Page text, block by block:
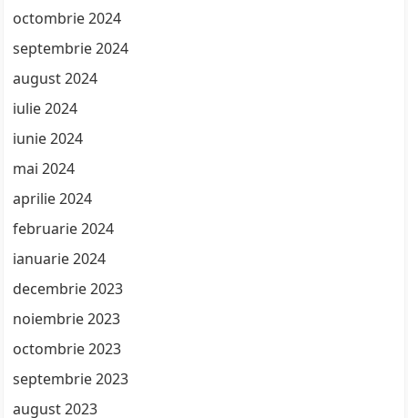
octombrie 2024
septembrie 2024
august 2024
iulie 2024
iunie 2024
mai 2024
aprilie 2024
februarie 2024
ianuarie 2024
decembrie 2023
noiembrie 2023
octombrie 2023
septembrie 2023
august 2023